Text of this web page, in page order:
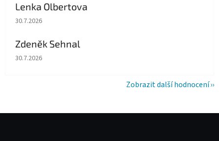
Lenka Olbertova
Hodnocení obchodu je 5 z 5 hvězdiček.
30.7.2026
Zdeněk Sehnal
Hodnocení obchodu je 5 z 5 hvězdiček.
30.7.2026
Zobrazit další hodnocení